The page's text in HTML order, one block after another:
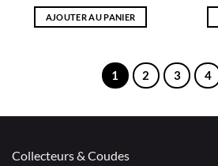
AJOUTER AU PANIER
1 2 3 4
Collecteurs & Coudes